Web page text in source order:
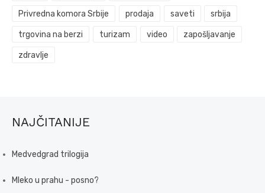
Privredna komora Srbije prodaja saveti srbija
trgovina na berzi turizam video zapošljavanje
zdravlje
NAJČITANIJE
Medvedgrad trilogija
Mleko u prahu - posno?